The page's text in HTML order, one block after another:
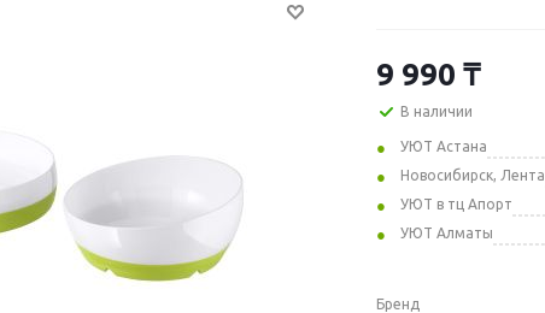
9 990 ₸
В наличии
УЮТ Астана
Новосибирск, Лента
УЮТ в тц Апорт
УЮТ Алматы
Бренд